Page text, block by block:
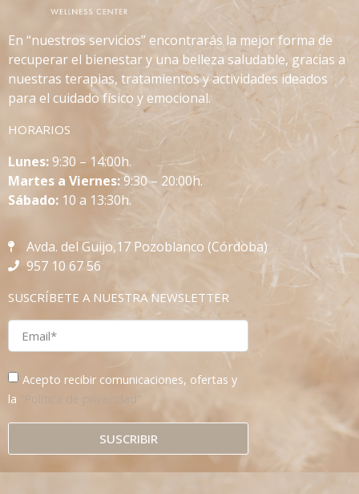
En “nuestros servicios” encontrarás la mejor forma de
recuperar el bienestar y una belleza saludable, gracias a
nuestras terapias, tratamientos y actividades ideados
para el cuidado físico y emocional.
HORARIOS
Lunes:9:30 – 14:00h.
Martes a Viernes:9:30 – 20:00h.
Sábado: 10 a 13:30h.
Avda. del Guijo,17 Pozoblanco (Córdoba)
957 10 67 56
SUSCRÍBETE A NUESTRA NEWSLETTER
Acepto recibir comunicaciones, ofertas y
la
“Política de privacidad”
SUSCRIBIR